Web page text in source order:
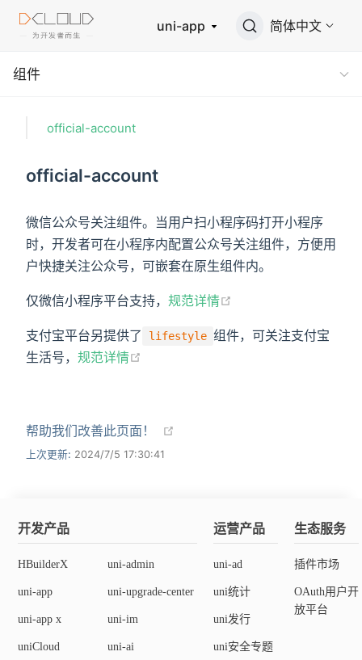
uni-app 简体中文
组件
official-account
official-account
微信公众号关注组件。当用户扫小程序码打开小程序
时，开发者可在小程序内配置公众号关注组件，方便用
户快捷关注公众号，可嵌套在原生组件内。
仅微信小程序平台支持， 规范详情
支付宝平台另提供了 lifestyle 组件，可关注支付宝
生活号， 规范详情
帮助我们改善此页面！
上次更新: 2024/7/5 17:30:41
开发产品
HBuilderX
uni-app
uni-app x
uniCloud
uni-admin
uni-upgrade-center
uni-im
uni-ai
运营产品
uni-ad
uni统计
uni发行
uni安全专题
生态服务
插件市场
OAuth用户开
放平台